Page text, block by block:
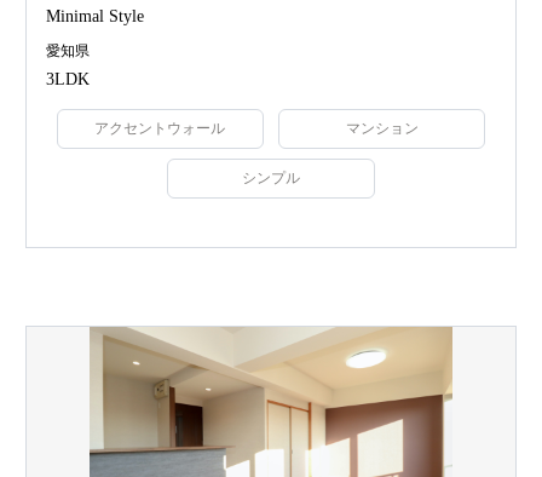
Minimal Style
愛知県
3LDK
アクセントウォール マンション
シンプル